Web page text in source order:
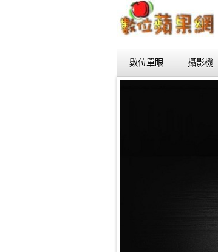
數位單眼 攝影機